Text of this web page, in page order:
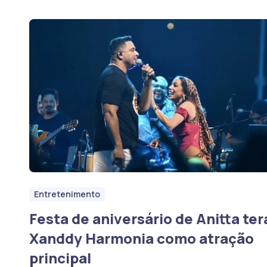
Entretenimento
Festa de aniversário de Anitta
Xanddy Harmonia como atração
principal